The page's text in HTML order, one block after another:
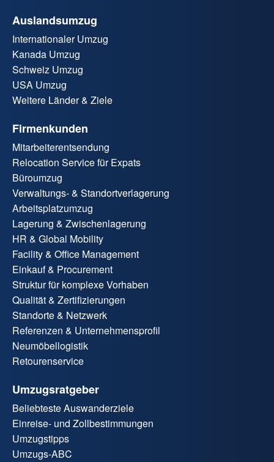
Auslandsumzug
Internationaler Umzug
Kanada Umzug
Schweiz Umzug
USA Umzug
Weitere Länder & Ziele
Firmenkunden
Mitarbeiterentsendung
Relocation Service für Expats
Büroumzug
Verwaltungs- & Standortverlagerung
Arbeitsplatzumzug
Lagerung & Zwischenlagerung
HR & Global Mobility
Facility & Office Management
Einkauf & Procurement
Struktur für komplexe Vorhaben
Qualität & Zertifizierungen
Standorte & Netzwerk
Referenzen & Unternehmensprofil
Neumöbellogistik
Retourenservice
Umzugsratgeber
Beliebteste Auswanderziele
Einreise- und Zollbestimmungen
Umzugstipps
Umzugs-ABC